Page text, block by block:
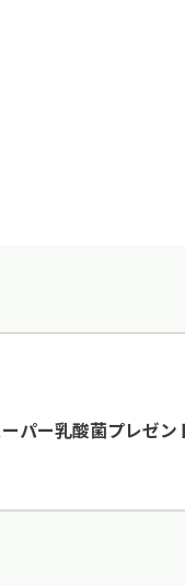
パー乳酸菌プレゼン